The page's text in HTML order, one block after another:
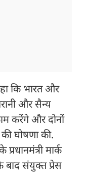
कि भारत और
और सैन्य
करेंगे और दोनों
घोषणा की.
मार्क
बाद संयुक्त प्रेस